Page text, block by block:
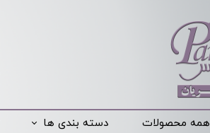
همه محصولات دسته بندی ها